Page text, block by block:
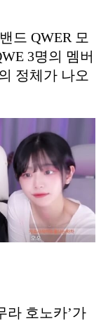
드 QWER 모
3명의 멤버
정체가 나오
라 호노카’가